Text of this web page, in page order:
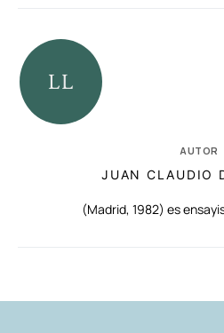
AUTOR
JUAN CLAUDIO
(Madrid, 1982) es